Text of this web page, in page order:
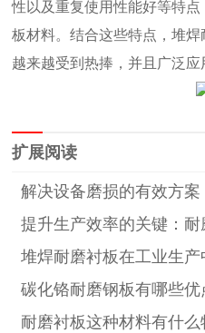
性以及重复使用性能好等特
板材料。结合这些特点，堆
越来越受到热捧，并且广泛应
扩展阅读
解决设备磨损的有效方
提升生产效率的关键：
堆焊耐磨衬板在工业生产
碳化铬耐磨钢板有哪些优
耐磨衬板这种材料有什么